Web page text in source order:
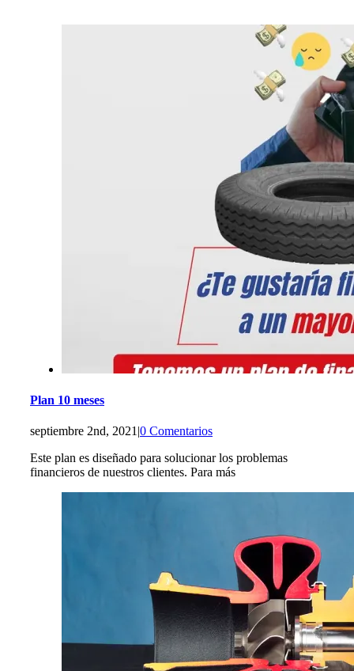
Plan 10 meses
septiembre 2nd, 2021 |0 Comentarios
Este plan es diseñado para solucionar los problemas
financieros de nuestros clientes. Para más